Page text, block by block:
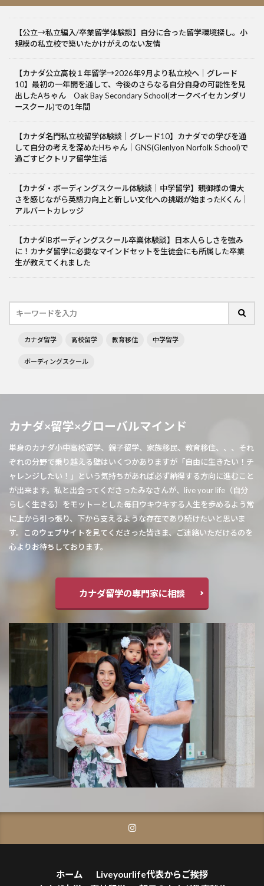
【公立→私立編入/卒業留学体験談】自分に合った留学環境探し。小
規模の私立校で築いたかけがえのない友情
【カナダ公立高校１年留学→2026年9月より私立校へ｜グレード
10】最初の一年間を通して、今後のさらなる自分自身の可能性を見
出したAちゃん Oak Bay Secondary School(オークベイセカンダリ
ースクール)での1年間
【カナダ名門私立校留学体験談｜グレード10】カナダでの学びを通
して自分の考えを深めたHちゃん｜GNS(Glenlyon Norfolk School)で
過ごすビクトリア留学生活
【カナダ・ボーディングスクール体験談｜中学留学】親御様の偉大
さを感じながら英語力向上と新しい文化への挑戦が始まったKくん｜
アルバートカレッジ
【カナダIBボーディングスクール卒業体験談】日本人らしさを強み
に！カナダ留学に必要なマインドセットを生徒会にも所属した卒業
生が教えてくれました
カナダ留学 高校留学 教育移住 中学留学
ボーディングスクール
カナダ×留学×グローバルマインド
単身のカナダ小中高校留学、親子留学、家族移民、教育移住、、、それ
ぞれの分野で乗り越える壁はいくつかありますが「自由に生きたい！チ
ャレンジしたい！」という気持ちがあれば必ず納得する方向に進むこと
が出来ます。私と出会ってくださったみなさんが、live your life（自分
らしく生きる）をモットーとした毎日ウキウキする人生を歩めるよう常
に上から引っ張り、下から支えるような存在であり続けたいと思いま
す。このウェブサイトを見てくださった皆さま、ご連絡いただけるのを
心よりお待ちしております。
カナダ留学の専門家に相談
ホーム
Liveyourlife代表からご挨拶